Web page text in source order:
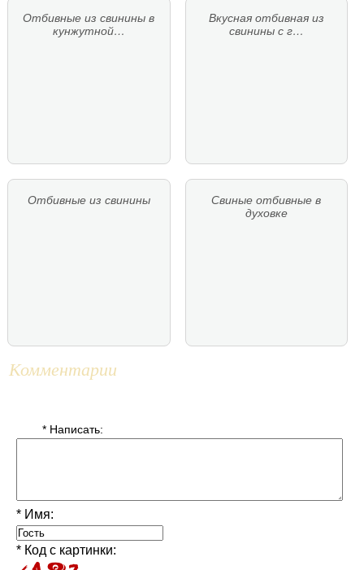
Отбивные из свинины в
кунжутной…
Вкусная отбивная из
свинины с г…
Отбивные из свинины
Свиные отбивные в
духовке
Комментарии
* Написать:
* Имя:
* Код с картинки: